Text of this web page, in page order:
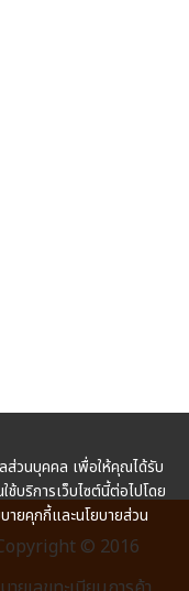
© 2016
ส่วนบุคคล เพื่อให้คุณได้รับ
บริการเว็บไซต์นี้ต่อไปโดย
ยคุกกี้และนโยบายส่วน